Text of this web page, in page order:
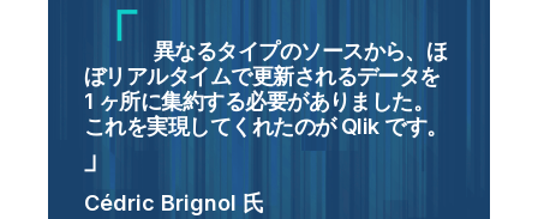
異なるタイプのソースから、ほ
ぼリアルタイムで更新されるデータを
1 ヶ所に集約する必要がありました。
これを実現してくれたのが Qlik です。
Cédric Brignol 氏